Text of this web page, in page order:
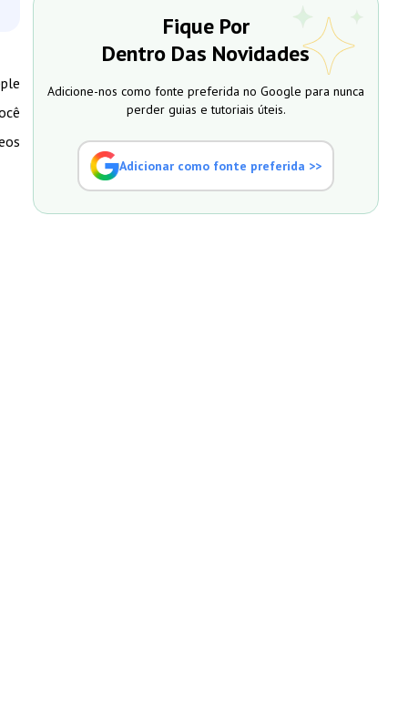
Fique Por
Dentro Das Novidades
Adicione-nos como fonte preferida no Google para nunca
perder guias e tutoriais úteis.
Adicionar como fonte preferida >>